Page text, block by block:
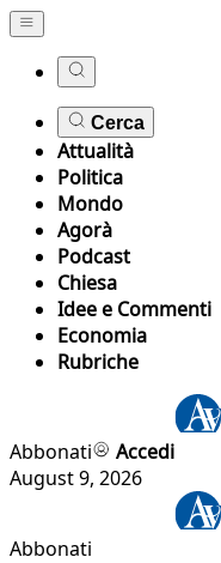
Cerca
Attualità
Politica
Mondo
Agorà
Podcast
Chiesa
Idee e Commenti
Economia
Rubriche
Abbonati
Accedi
August 9, 2026
Abbonati